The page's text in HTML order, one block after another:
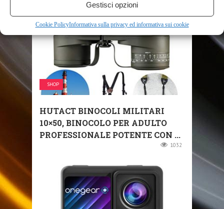
Gestisci opzioni
Cookie PolicyInformativa sulla privacy ed informativa sui cookie
SHOP
HUTACT BINOCOLI MILITARI
10×50, BINOCOLO PER ADULTO
PROFESSIONALE POTENTE CON ...
1032